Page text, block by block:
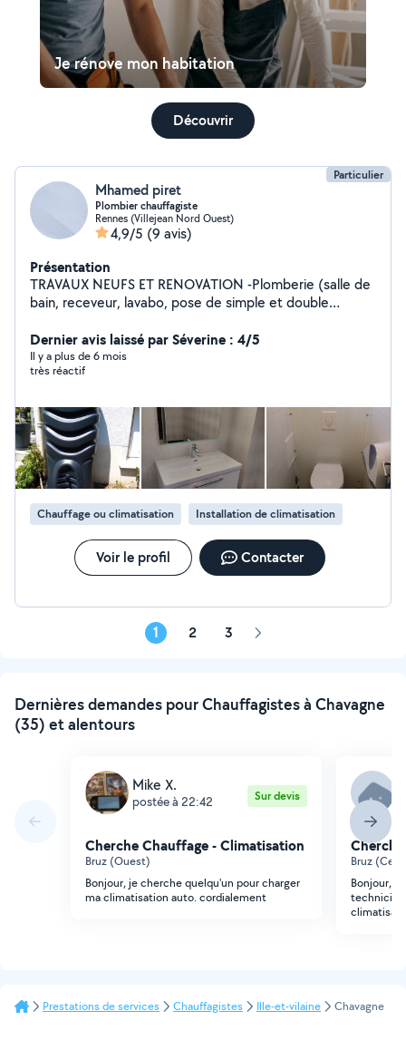
Je rénove mon habitation
Découvrir
Particulier
Mhamed piret
Plombier chauffagiste
Rennes (Villejean Nord Ouest)
4,9/5 (9 avis)
Présentation
TRAVAUX NEUFS ET RENOVATION -Plomberie (salle de
bain, receveur, lavabo, pose de simple et double
d'évier) Installation de ballon d'eau chaude électrique
horizontal et vertical. -Ventilation VMC (simple flux) -
chauffage: pose de réseaux de chauffage, pose de
monosplite et cassettes) Installation Gaz Installation de
récupérateur d'eaux de pluie.
Dernier avis laissé par Séverine : 4/5
Il y a plus de 6 mois
très réactif
Chauffage ou climatisation Installation de climatisation
Voir le profil Contacter
1 2 3 Page
Dernières demandes pour Chauffagistes à Chavagne
(35) et alentours
Mike X.
postée à 22:42 Sur devis
Cherche Chauffage - Climatisation
Bruz (Ouest)
Bonjour, je cherche quelqu'un pour charger
ma climatisation auto. cordialement
Bruz
Bonjour,
technicien
Prestations de services Chauffagistes Ille-et-vilaine Chavagne